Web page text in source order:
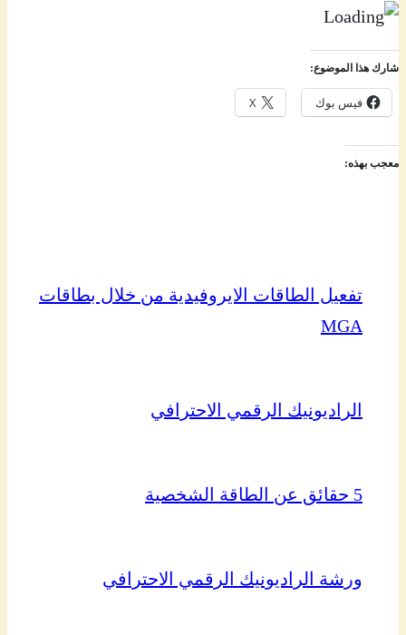
شارك هذا الموضوع:
فيس بوك X
معجب بهذه:
تفعيل الطاقات الايروفيدية من خلال بطاقات
MGA
الراديونيك الرقمي الاحترافي
5 حقائق عن الطاقة الشخصية
ورشة الراديونيك الرقمي الاحترافي